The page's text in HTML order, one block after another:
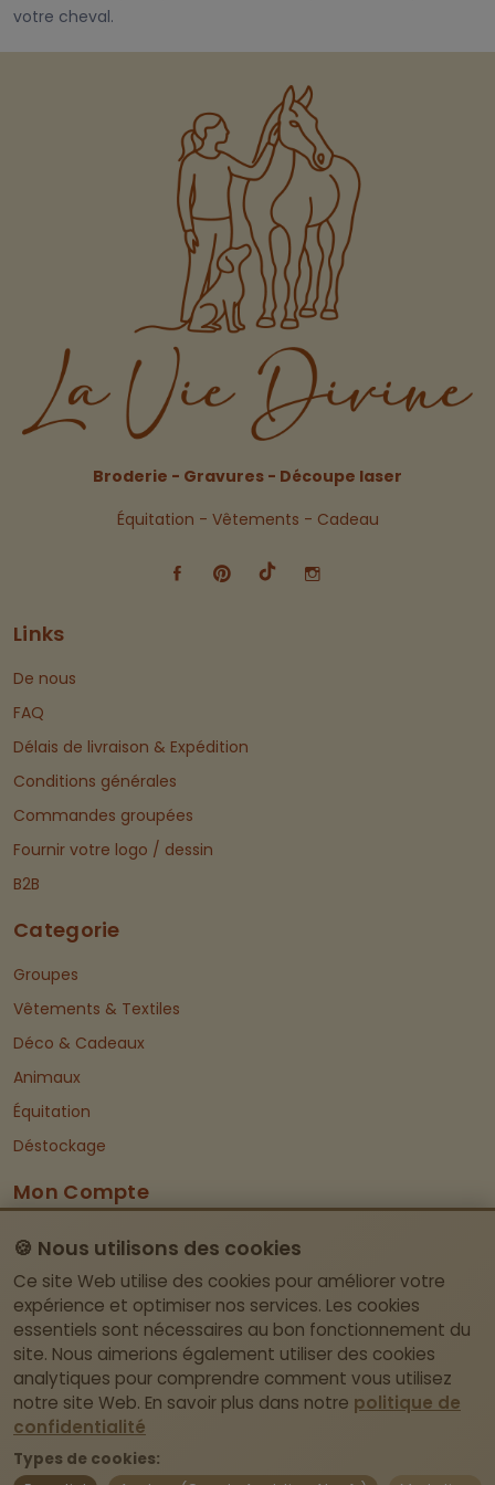
votre cheval.
Broderie - Gravures - Découpe laser
Équitation - Vêtements - Cadeau
Links
De nous
FAQ
Délais de livraison & Expédition
Conditions générales
Commandes groupées
Fournir votre logo / dessin
B2B
Categorie
Groupes
Vêtements & Textiles
Déco & Cadeaux
Animaux
Équitation
Déstockage
Mon Compte
Dashboard
Informations De Contact
Itegemseweg 81, BE-2222 Wiekevorst (Heist-
op-den-Berg)
Pas de magasin physique – retrait uniquement
sur rendez-vous.
webshop@laviedivine.be
🍪 Nous utilisons des cookies
Ce site Web utilise des cookies pour améliorer votre
expérience et optimiser nos services. Les cookies
essentiels sont nécessaires au bon fonctionnement du
site. Nous aimerions également utiliser des cookies
analytiques pour comprendre comment vous utilisez
notre site Web. En savoir plus dans notre politique de
confidentialité
Types de cookies: